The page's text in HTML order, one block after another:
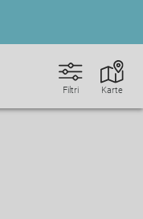
Karte
Filtri